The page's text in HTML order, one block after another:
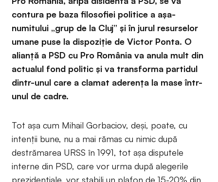
contura pe baza filosofiei politice a aşa-
numitului „grup de la Cluj” şi în jurul resurselor
umane puse la dispoziţie de Victor Ponta. O
alianţă a PSD cu Pro România va anula mult din
actualul fond politic şi va transforma partidul
dintr-unul care a clamat aderenţa la mase într-
unul de cadre.
Tot aşa cum Mihail Gorbaciov, deşi, poate, cu
intenţii bune, nu a mai rămas cu nimic după
destrămarea URSS în 1991, tot aşa disputele
interne din PSD, care vor urma după alegerile
prezidenţiale, vor stabili un plafon de 15-20% din